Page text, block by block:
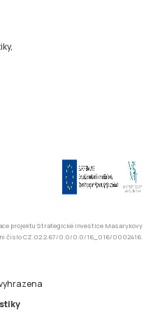
projektu Strategické investice Masarykovy
číslo CZ.02.2.67/0.0/0.0/16_016/0002416.